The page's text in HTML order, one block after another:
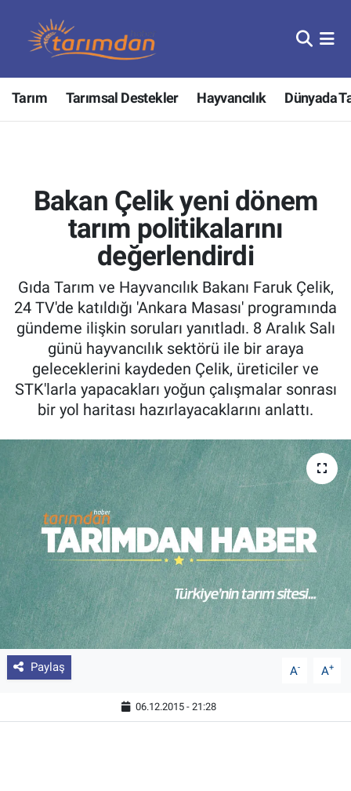
Tarım Tarımsal Destekler Hayvancılık Dünyada
Bakan Çelik yeni dönem
tarım politikalarını
değerlendirdi
Gıda Tarım ve Hayvancılık Bakanı Faruk Çelik,
24 TV'de katıldığı 'Ankara Masası' programında
gündeme ilişkin soruları yanıtladı. 8 Aralık Salı
günü hayvancılık sektörü ile bir araya
geleceklerini kaydeden Çelik, üreticiler ve
STK'larla yapacakları yoğun çalışmalar sonrası
bir yol haritası hazırlayacaklarını anlattı.
Paylaş A- A+
06.12.2015 - 21:28
Tarım
Hayvancılık
Tarımsal Destekler
Tarım Bakanlığı
TZOB
Tarım Kredi Kooperatifleri
Pankobirlik
Et fiyatları
Tarım Bilgisi
Yetiştirici Soruyor
Dünyada Tarım
Üretici Birlikleri
Şeker ve Şekerli Mamüller
Tahıllar ve Baklagiller
Nöbetçi Eczaneler
Hava Durumu
Tüm Manşetler
Son Dakika Haberleri
Haber Arşivi